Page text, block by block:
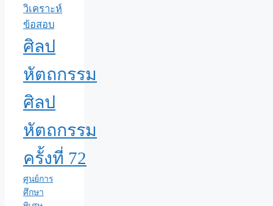
วิเคราะห์
ข้อสอบ
ศิลป
หัตถกรรม
ศิลป
หัตถกรรม
ครั้งที่ 72
ศูนย์การ
ศึกษา